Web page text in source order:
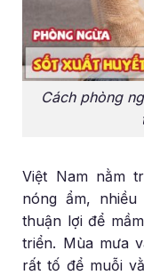
Cách phòng
Việt Nam nằm
nóng ẩm,
thuận lợi để
triển. Mùa mưa
rất tố để muỗi